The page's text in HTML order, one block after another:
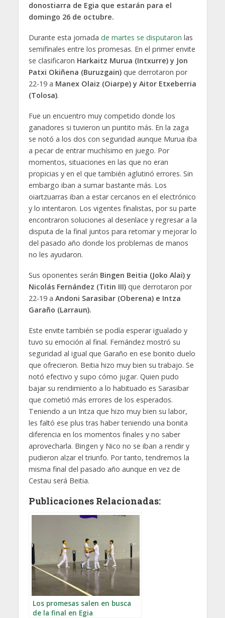
donostiarra de Egia que estarán para el
domingo 26 de octubre.
Durante esta jornada de martes se disputaron las
semifinales entre los promesas. En el primer envite
se clasificaron Harkaitz Murua (Intxurre) y Jon
Patxi Okiñena (Buruzgain)que derrotaron por
22-19 a Manex Olaiz (Oiarpe) y Aitor Etxeberria
(Tolosa).
Fue un encuentro muy competido donde los
ganadores si tuvieron un puntito más. En la zaga
se notó a los dos con seguridad aunque Murua iba
a pecar de entrar muchísimo en juego. Por
momentos, situaciones en las que no eran
propicias y en el que también aglutinó errores. Sin
embargo iban a sumar bastante más. Los
oiartzuarras iban a estar cercanos en el electrónico
y lo intentaron. Los vigentes finalistas, por su parte
encontraron soluciones al desenlace y regresar a la
disputa de la final juntos para retomar y mejorar lo
del pasado año donde los problemas de manos
no les ayudaron.
Sus oponentes serán Bingen Beitia (Joko Alai) y
Nicolás Fernández (Titin III)que derrotaron por
22-19 a Andoni Sarasibar (Oberena) e Intza
Garaño (Larraun).
Este envite también se podía esperar igualado y
tuvo su emoción al final. Fernández mostró su
seguridad al igual que Garaño en ese bonito duelo
que ofrecieron. Beitia hizo muy bien su trabajo. Se
notó efectivo y supo cómo jugar. Quien pudo
bajar su rendimiento a lo habituado es Sarasibar
que cometió más errores de los esperados.
Teniendo a un Intza que hizo muy bien su labor,
les faltó ese plus tras haber teniendo una bonita
diferencia en los momentos finales y no saber
aprovecharla. Bingen y Nico no se iban a rendir y
pudieron alzar el triunfo. Por tanto, tendremos la
misma final del pasado año aunque en vez de
Cestau será Beitia.
Publicaciones Relacionadas:
Los promesas salen en busca
de la final en Egia